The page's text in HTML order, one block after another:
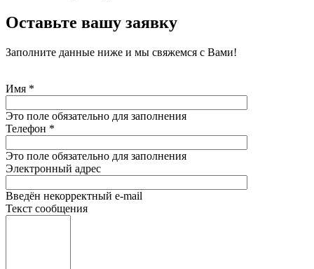
Оставьте вашу заявку
Заполните данные ниже и мы свяжемся с Вами!
Имя *
Это поле обязательно для заполнения
Телефон *
Это поле обязательно для заполнения
Электронный адрес
Введён некорректный e-mail
Текст сообщения